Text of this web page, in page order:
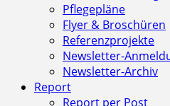
Pflegepläne
Flyer & Broschüren
Referenzprojekte
Newsletter-
Newsletter-Archiv
Report
Report per Post